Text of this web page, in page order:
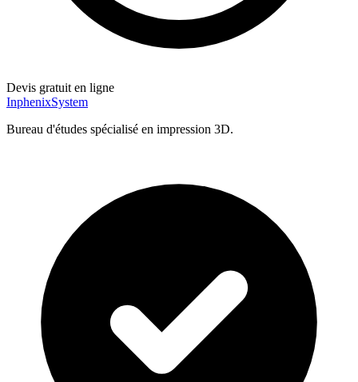
Devis gratuit en ligne
InphenixSystem
Bureau d'études spécialisé en impression 3D.